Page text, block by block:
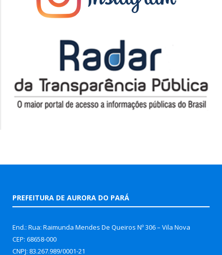
PREFEITURA DE AURORA DO PARÁ
End.: Rua: Raimunda Mendes De Queiros Nº 306 – Vila Nova
CEP: 68658-000
CNPJ: 83.267.989/0001-21